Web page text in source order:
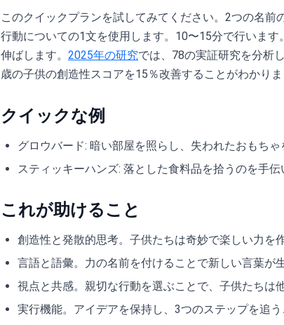
このクイックプランを試してみてください。2つの名前
行動についての1文を使用します。10〜15分で行いま
伸ばします。 2025年の研究では、78の実証研究を分析
歳の子供の創造性スコアを15％改善することがわかりま
クイックな例
グロウバード: 暗い部屋を照らし、失われたおもちゃ
スティッキーハンズ: 落とした食料品を拾うのを手伝
これが助けること
創造性と発散的思考。子供たちは奇妙で楽しい力を
言語と語彙。力の名前を付けることで新しい言葉が
視点と共感。親切な行動を選ぶことで、子供たちは
実行機能。アイデアを保持し、3つのステップを追う